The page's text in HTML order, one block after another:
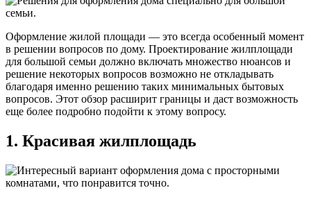
Оформление жилой площади — это всегда особенный момент
в решении вопросов по дому. Проектирование жилплощади
для большой семьи должно включать множество нюансов и
решение некоторых вопросов возможно не откладывать
благодаря именно решению таких минимальных бытовых
вопросов. Этот обзор расширит границы и даст возможность
еще более подробно подойти к этому вопросу.
1. Красивая жилплощадь